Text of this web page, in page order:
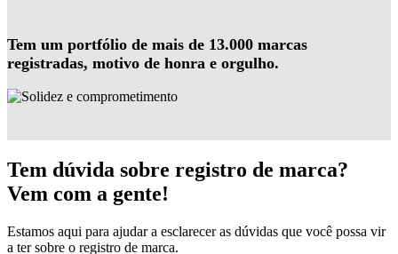
Tem um portfólio de mais de 13.000 marcas
registradas, motivo de honra e orgulho.
Tem dúvida sobre registro de marca?
Vem com a gente!
Estamos aqui para ajudar a esclarecer as dúvidas que você possa vir
a ter sobre o registro de marca.